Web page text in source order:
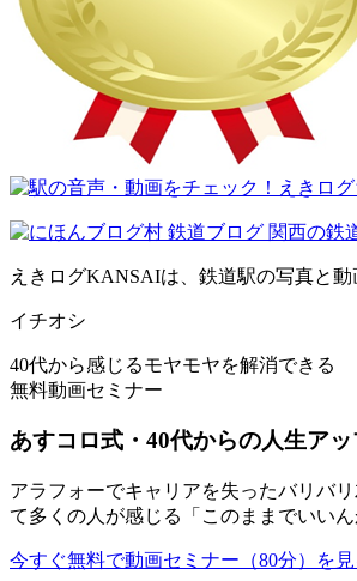
えきログKANSAIは、鉄道駅の写真と
イチオシ
40代から感じるモヤモヤを解消できる
無料動画セミナー
あすコロ式・40代からの人生ア
アラフォーでキャリアを失ったバリバ
て多くの人が感じる「このままでいい
今すぐ無料で動画セミナー（80分）を